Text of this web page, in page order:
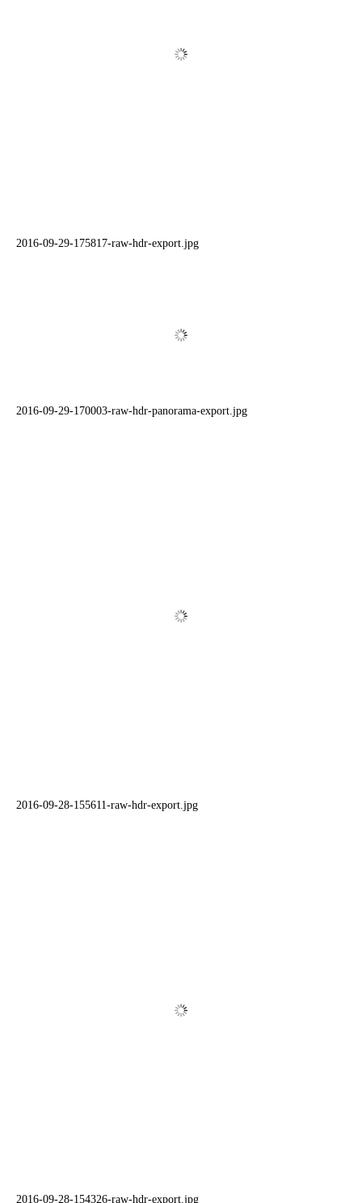
2016-09-29-175817-raw-hdr-export.jpg
2016-09-29-170003-raw-hdr-panorama-export.jpg
2016-09-28-155611-raw-hdr-export.jpg
2016-09-28-154326-raw-hdr-export.jpg